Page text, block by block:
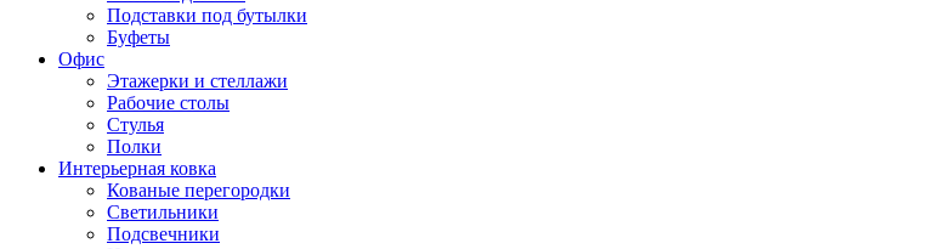
Подставки под бутылки
Буфеты
Офис
Этажерки и стеллажи
Рабочие столы
Стулья
Полки
Интерьерная ковка
Кованые перегородки
Светильники
Подсвечники